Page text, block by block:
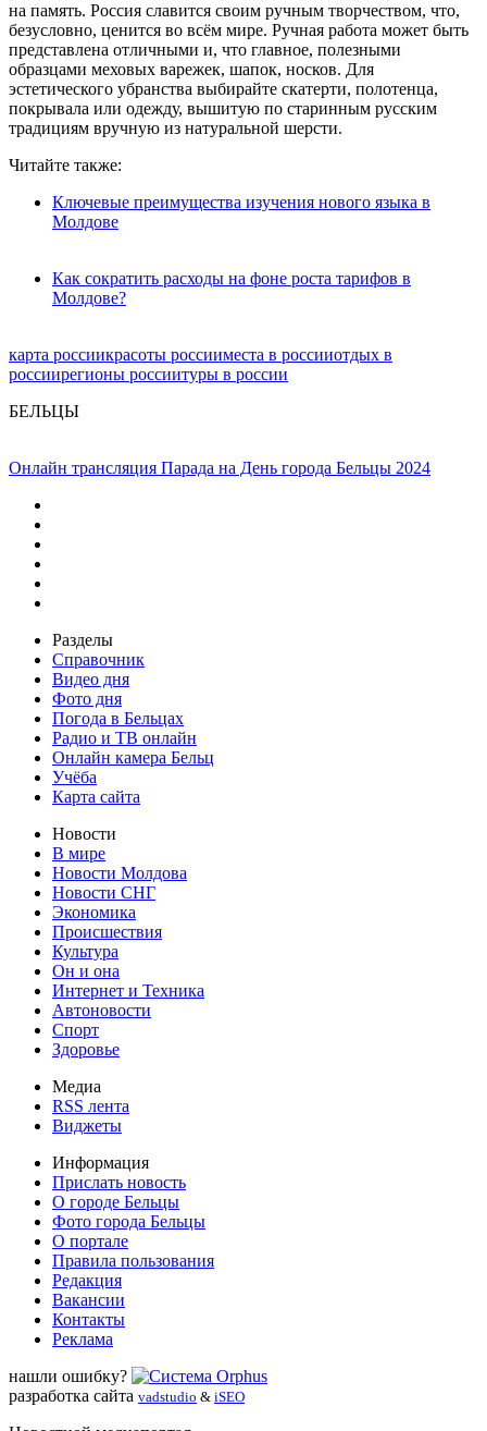
на память. Россия славится своим ручным творчеством, что,
безусловно, ценится во всём мире. Ручная работа может быть
представлена отличными и, что главное, полезными
образцами меховых варежек, шапок, носков. Для
эстетического убранства выбирайте скатерти, полотенца,
покрывала или одежду, вышитую по старинным русским
традициям вручную из натуральной шерсти.
Читайте также:
Ключевые преимущества изучения нового языка в
Молдове
Как сократить расходы на фоне роста тарифов в
Молдове?
карта россиикрасоты россииместа в россииотдых в
россиирегионы россиитуры в россии
БЕЛЬЦЫ
Онлайн трансляция Парада на День города Бельцы 2024
Разделы
Справочник
Видео дня
Фото дня
Погода в Бельцах
Радио и ТВ онлайн
Онлайн камера Бельц
Учёба
Карта сайта
Новости
В мире
Новости Молдова
Новости СНГ
Экономика
Происшествия
Культура
Он и она
Интернет и Техника
Автоновости
Спорт
Здоровье
Медиа
RSS лента
Виджеты
Информация
Прислать новость
О городе Бельцы
Фото города Бельцы
О портале
Правила пользования
Редакция
Вакансии
Контакты
Реклама
нашли ошибку?
разработка сайта vadstudio & iSEO